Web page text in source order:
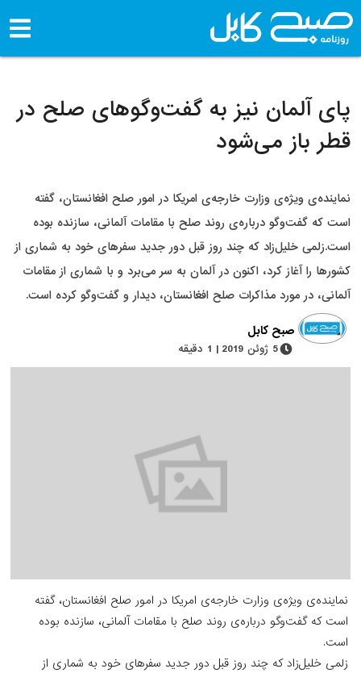
پای آلمان نیز به گفت‌وگوهای صلح در
قطر باز می‌شود
نماینده‌ی ویژه‌ی وزارت خارجه‌ی امریکا در امور صلح افغانستان، گفته
است که گفت‌وگو درباره‌ی روند صلح با مقامات آلمانی، سازنده بوده
است.زلمی خلیل‌زاد که چند روز قبل دور جدید سفرهای خود به شماری از
کشورها را آغاز کرد، اکنون در آلمان به سر می‌برد و با شماری از مقامات
آلمانی، در مورد مذاکرات صلح افغانستان، دیدار و گفت‌وگو کرده است.
صبح کابل
5 ژوئن 2019 | 1 دقیقه
نماینده‌ی ویژه‌ی وزارت خارجه‌ی امریکا در امور صلح افغانستان، گفته
است که گفت‌وگو درباره‌ی روند صلح با مقامات آلمانی، سازنده بوده
است.
زلمی خلیل‌زاد که چند روز قبل دور جدید سفرهای خود به شماری از